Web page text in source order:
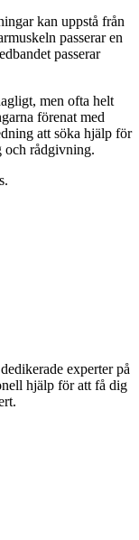
kan uppstå från
passerar en
passerar
men ofta helt
förenat med
att söka hjälp för
och rådgivning.
experter på
hjälp för att få dig